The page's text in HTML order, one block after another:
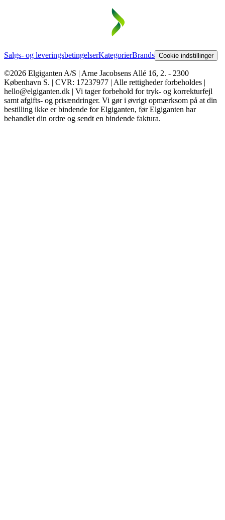
Salgs- og leveringsbetingelserKategorierBrands Cookie indstillinger
©2026 Elgiganten A/S | Arne Jacobsens Allé 16, 2. - 2300
København S. | CVR: 17237977 | Alle rettigheder forbeholdes |
hello@elgiganten.dk | Vi tager forbehold for tryk- og korrekturfejl
samt afgifts- og prisændringer. Vi gør i øvrigt opmærksom på at din
bestilling ikke er bindende for Elgiganten, før Elgiganten har
behandlet din ordre og sendt en bindende faktura.